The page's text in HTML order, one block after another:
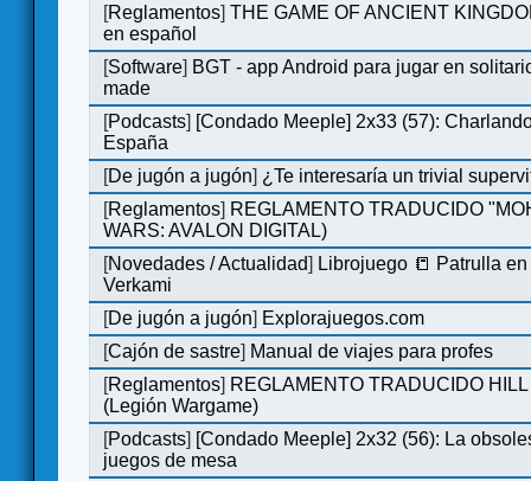
[Reglamentos]THE GAME OF ANCIENT
en español
[Software] BGT - app Android para jugar en
made
[Podcasts] [Condado Meeple] 2x33 (57):
España
[De jugón a jugón] ¿Te interesaría un trivial
[Reglamentos] REGLAMENTO TRADUCIDO
WARS: AVALON DIGITAL)
[Novedades / Actualidad] Librojuego 📒 Patrulla
Verkami
[De jugón a jugón] Explorajuegos.com
[Cajón de sastre] Manual de viajes para profes
[Reglamentos] REGLAMENTO TRADUCIDO
(Legión Wargame)
[Podcasts] [Condado Meeple] 2x32 (56): La
juegos de mesa